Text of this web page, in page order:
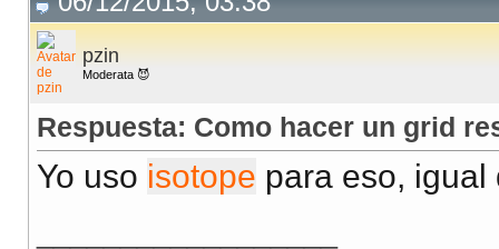
pzin
Moderata 😈
Respuesta: Como hacer un grid
Yo uso isotope para eso,